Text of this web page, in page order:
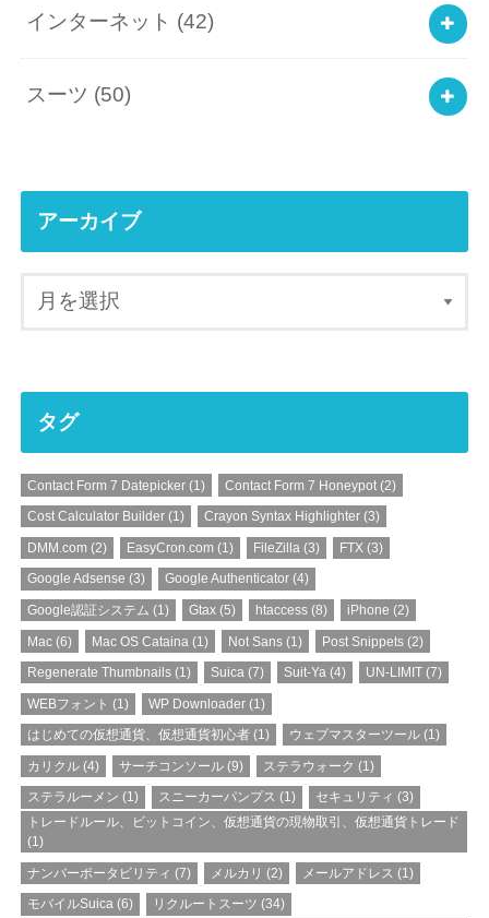
インターネット (42)
スーツ (50)
アーカイブ
タグ
Contact Form 7 Datepicker(1) Contact Form 7 Honeypot(2)
Cost Calculator Builder(1) Crayon Syntax Highlighter(3)
DMM.com (2) EasyCron.com (1) FileZilla (3) FTX (3)
Google Adsense (3) Google Authenticator(4)
Google認証システム (1) Gtax(5) htaccess (8) iPhone (2)
Mac(6) Mac OS Cataina (1) Not Sans (1) Post Snippets (2)
Regenerate Thumbnails(1) Suica(7) Suit-Ya (4) UN-LIMIT (7)
WEBフォント (1) WP Downloader(1)
はじめての仮想通貨、仮想通貨初心者(1) ウェブマスターツール(1)
カリクル(4) サーチコンソール(9) ステラウォーク (1)
ステラルーメン (1) スニーカーパンプス (1) セキュリティ (3)
トレードルール、ビットコイン、仮想通貨の現物取引、仮想通貨トレード
(1)
ナンバーポータビリティ (7) メルカリ (2) メールアドレス (1)
モバイルSuica(6) リクルートスーツ (34)